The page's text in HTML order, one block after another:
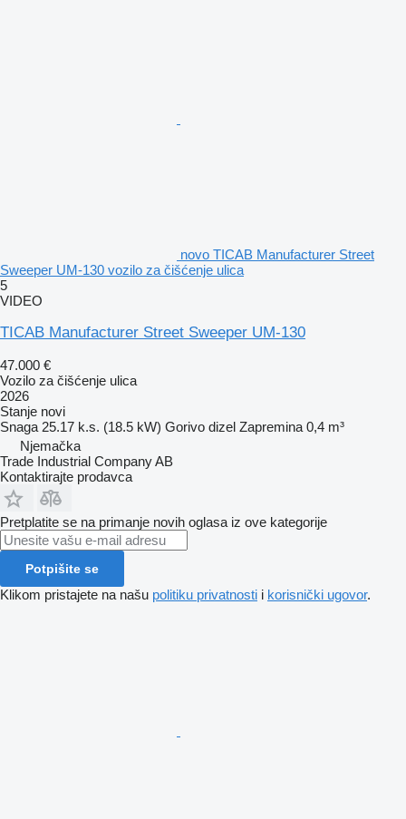
novo TICAB Manufacturer Street
Sweeper UM-130 vozilo za čišćenje ulica
5
VIDEO
TICAB Manufacturer Street Sweeper UM-130
47.000 €
Vozilo za čišćenje ulica
2026
Stanje novi
Snaga 25.17 k.s. (18.5 kW) Gorivo dizel Zapremina 0,4 m³
Njemačka
Trade Industrial Company AB
Kontaktirajte prodavca
Pretplatite se na primanje novih oglasa iz ove kategorije
Potpišite se
Klikom pristajete na našu politiku privatnosti i korisnički ugovor.